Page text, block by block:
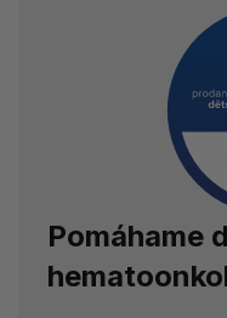
Pomáhame